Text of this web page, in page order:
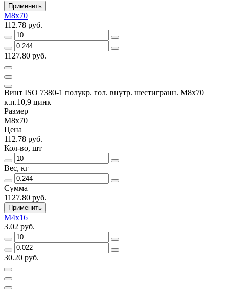
Применить
М8х70
112.78 руб.
1127.80 руб.
Винт ISO 7380-1 полукр. гол. внутр. шестигранн. М8х70
к.п.10,9 цинк
Размер
М8х70
Цена
112.78 руб.
Кол-во, шт
Вес, кг
Сумма
1127.80 руб.
Применить
М4х16
3.02 руб.
30.20 руб.